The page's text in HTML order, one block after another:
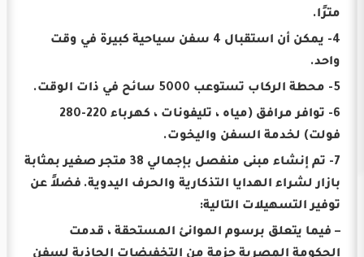
مترًا.
4- يمكن أن استقبال 4 سفن سياحية كبيرة في وقت
واحد.
5- محطة الركاب تستوعب 5000 سائح في ذات الوقت.
6- توافر مرافق (مياه ، تليفونات ، كهرباء 220-280
فولت) لخدمة السفن واليخوت.
7- تم إنشاء مبنى منفصل بإجمالي 38 متجر صغير بمثابة
بازار لشراء الهدايا التذكارية والحرف اليدوية. فضلاً عن
توفير التسهيلات التالية:
– فيما يتعلق برسوم الموانئ المستحقة ، قدمت